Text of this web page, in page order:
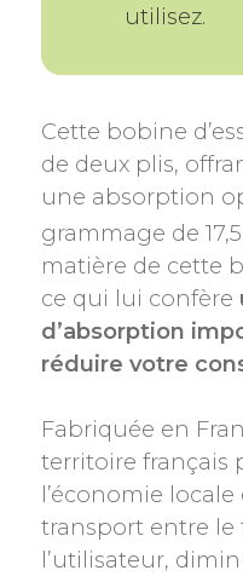
utilisez.
Cette bobine
de deux plis,
une absorption
grammage de
matière de cette
ce qui lui confère
d’absorption
réduire votre
Fabriquée en
territoire français
l’économie
transport entre le
l’utilisateur,